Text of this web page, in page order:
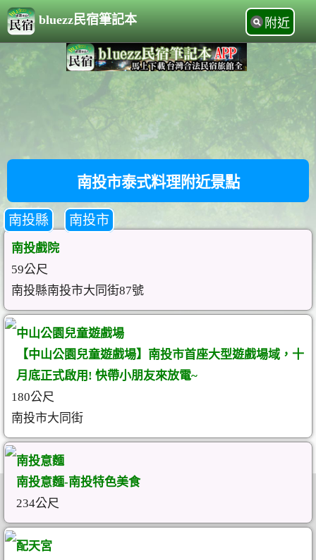
bluezz民宿筆記本 附近
南投市泰式料理附近景點
南投縣 南投市
南投戲院
59公尺
南投縣南投市大同街87號
中山公園兒童遊戲場
【中山公園兒童遊戲場】南投市首座大型遊戲場域，十
月底正式啟用! 快帶小朋友來放電~
180公尺
南投市大同街
南投意麵
南投意麵-南投特色美食
234公尺
配天宮